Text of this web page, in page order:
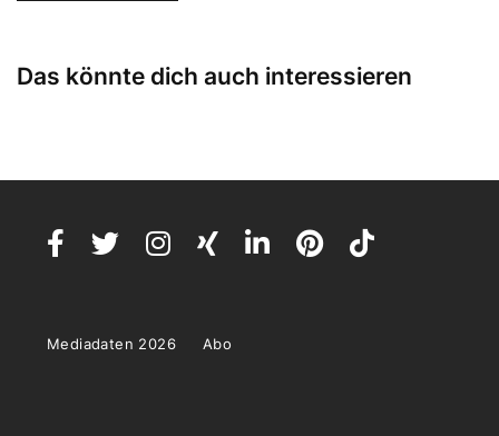
Das könnte dich auch interessieren
Mediadaten 2026 Abo